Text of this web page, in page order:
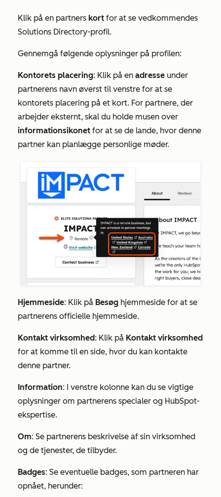
Klik på en partners kort for at se vedkommendes
Solutions Directory-profil.
Gennemgå følgende oplysninger på profilen:
Kontorets placering: Klik på en adresse under
partnerens navn øverst til venstre for at se
kontorets placering på et kort. For partnere, der
arbejder eksternt, skal du holde musen over
informationsikonet for at se de lande, hvor denne
partner kan planlægge personlige møder.
Hjemmeside: Klik på Besøg hjemmeside for at se
partnerens officielle hjemmeside.
Kontakt virksomhed: Klik på Kontakt virksomhed
for at komme til en side, hvor du kan kontakte
denne partner.
Information: I venstre kolonne kan du se vigtige
oplysninger om partnerens specialer og HubSpot-
ekspertise.
Om: Se partnerens beskrivelse af sin virksomhed
og de tjenester, de tilbyder.
Badges: Se eventuelle badges, som partneren har
opnået, herunder: